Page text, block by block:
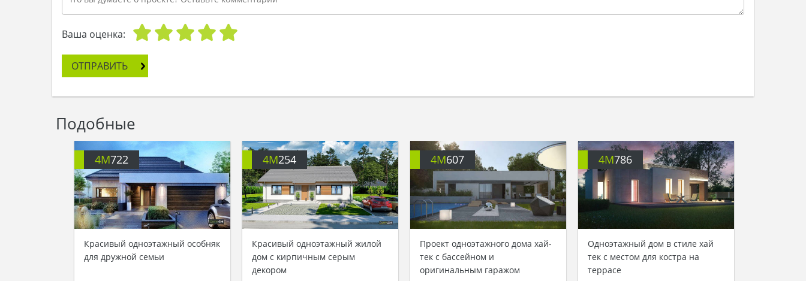
Ваша оценка:
ОТПРАВИТЬ
Подобные
4M722
Красивый одноэтажный особняк
для дружной семьи
4M254
Красивый одноэтажный жилой
дом с кирпичным серым
декором
4M607
Проект одноэтажного дома хай-
тек с бассейном и
оригинальным гаражом
4M786
Одноэтажный дом в стиле хай
тек с местом для костра на
террасе